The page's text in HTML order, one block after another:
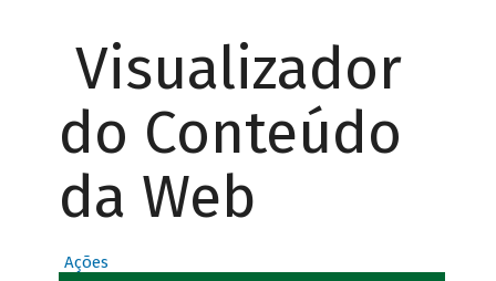
Visualizador
do Conteúdo
da Web
Ações